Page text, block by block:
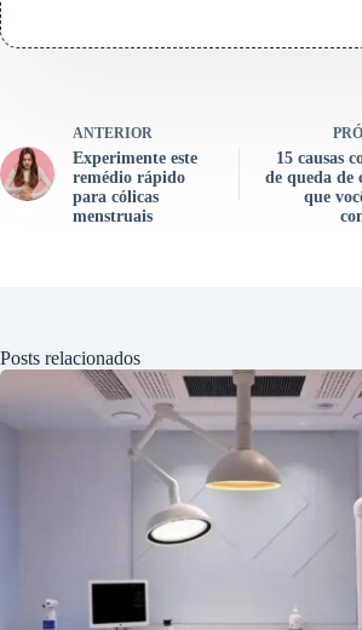
ANTERIOR
Experimente este
remédio rápido
para cólicas
menstruais
15 causas
de queda de
que
Posts relacionados